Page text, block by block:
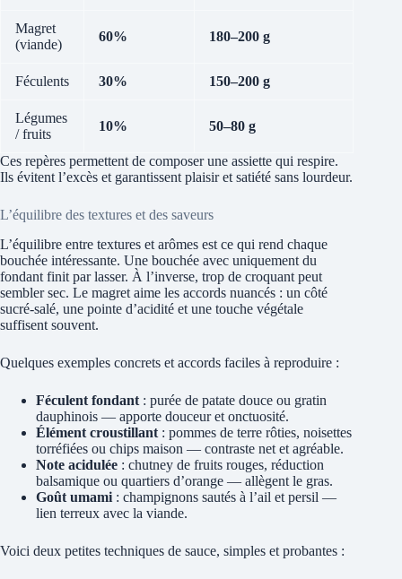
Magret
(viande)
60% 180–200 g
Féculents 30% 150–200 g
Légumes
/ fruits
10% 50–80 g
Ces repères permettent de composer une assiette qui respire.
Ils évitent l’excès et garantissent plaisir et satiété sans lourdeur.
L’équilibre des textures et des saveurs
L’équilibre entre textures et arômes est ce qui rend chaque
bouchée intéressante. Une bouchée avec uniquement du
fondant finit par lasser. À l’inverse, trop de croquant peut
sembler sec. Le magret aime les accords nuancés : un côté
sucré-salé, une pointe d’acidité et une touche végétale
suffisent souvent.
Quelques exemples concrets et accords faciles à reproduire :
Féculent fondant : purée de patate douce ou gratin
dauphinois — apporte douceur et onctuosité.
Élément croustillant : pommes de terre rôties, noisettes
torréfiées ou chips maison — contraste net et agréable.
Note acidulée : chutney de fruits rouges, réduction
balsamique ou quartiers d’orange — allègent le gras.
Goût umami : champignons sautés à l’ail et persil —
lien terreux avec la viande.
Voici deux petites techniques de sauce, simples et probantes :